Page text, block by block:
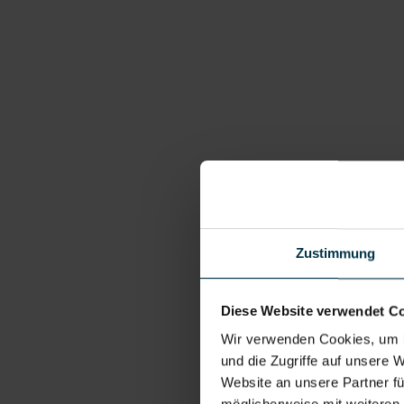
Zustimmung
Diese Website verwendet
Wir verwenden Cookies,
und die Zugriffe auf unsere
Website an unsere Partner